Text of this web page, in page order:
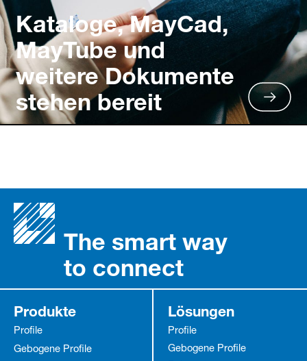
Kataloge, MayCad,
MayTube und
weitere Dokumente
stehen bereit
The smart way
to connect
Produkte
Profile
Gebogene Profile
Lösungen
Profile
Gebogene Profile